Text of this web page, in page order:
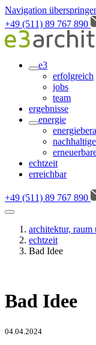
Navigation
+49 (511) 89 767 890
e3
erfolgreich
jobs
team
ergebnisse
energie
echtzeit
erreichbar
+49 (511) 89 767 890
architektur, raum
echtzeit
Bad Idee
Bad Idee
04.04.2024